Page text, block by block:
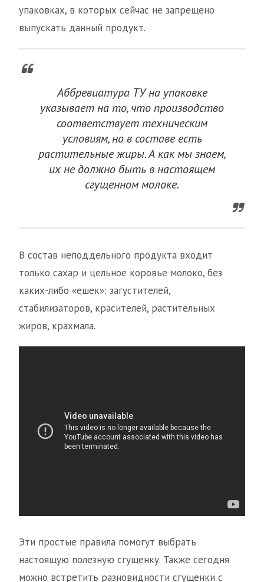
упаковках, в которых сейчас не запрещено
выпускать данный продукт.
Аббревиатура ТУ на упаковке
указывает на то, что производство
соответствует техническим
условиям, но в составе есть
растительные жиры. А как мы знаем,
их не должно быть в настоящем
сгущенном молоке.
В состав неподдельного продукта входит
только сахар и цельное коровье молоко, без
каких-либо «ешек»: загустителей,
стабилизаторов, красителей, растительных
жиров, крахмала.
Эти простые правила помогут выбрать
настоящую полезную сгущенку. Также сегодня
можно встретить разновидности сгущенки с